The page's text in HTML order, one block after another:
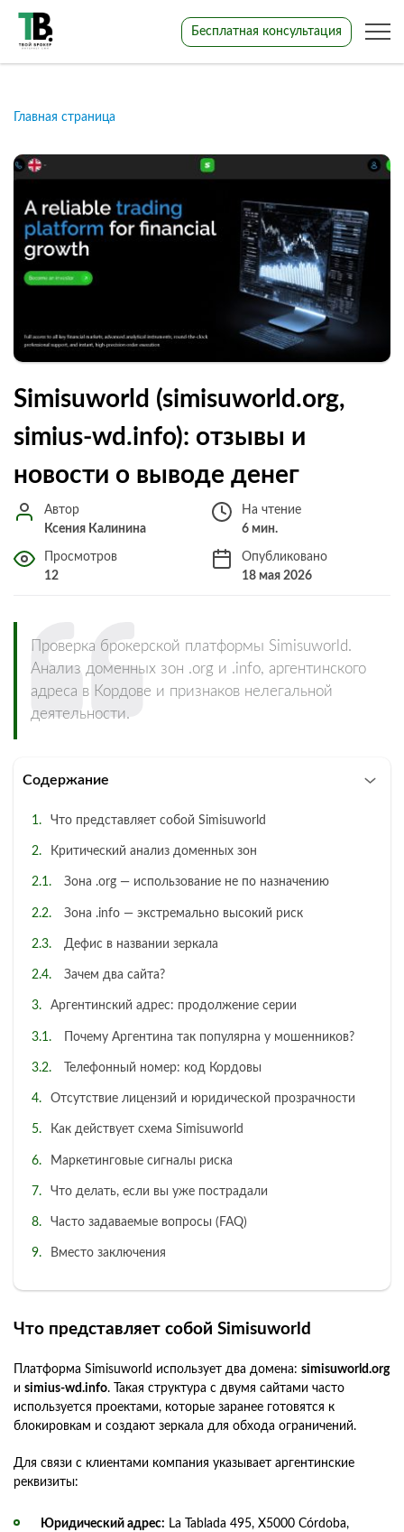
Бесплатная консультация
Главная страница
Simisuworld (simisuworld.org,
simius-wd.info): отзывы и
новости о выводе денег
Автор
Ксения Калинина
На чтение
6 мин.
Просмотров
12
Опубликовано
18 мая 2026
Проверка брокерской платформы Simisuworld.
Анализ доменных зон .org и .info, аргентинского
адреса в Кордове и признаков нелегальной
деятельности.
Содержание
Что представляет собой Simisuworld
Критический анализ доменных зон
Зона .org — использование не по назначению
Зона .info — экстремально высокий риск
Дефис в названии зеркала
Зачем два сайта?
Аргентинский адрес: продолжение серии
Почему Аргентина так популярна у мошенников?
Телефонный номер: код Кордовы
Отсутствие лицензий и юридической прозрачности
Как действует схема Simisuworld
Маркетинговые сигналы риска
Что делать, если вы уже пострадали
Часто задаваемые вопросы (FAQ)
Вместо заключения
Что представляет собой Simisuworld
Платформа Simisuworld использует два домена: simisuworld.org
и simius-wd.info. Такая структура с двумя сайтами часто
используется проектами, которые заранее готовятся к
блокировкам и создают зеркала для обхода ограничений.
Для связи с клиентами компания указывает аргентинские
реквизиты:
Юридический адрес: La Tablada 495, X5000 Córdoba,